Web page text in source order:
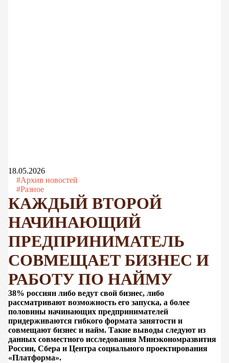
18.05.2026
#Архив новостей
#Разное
КАЖДЫЙ ВТОРОЙ
НАЧИНАЮЩИЙ
ПРЕДПРИНИМАТЕЛЬ
СОВМЕЩАЕТ БИЗНЕС И
РАБОТУ ПО НАЙМУ
38% россиян либо ведут свой бизнес, либо
рассматривают возможность его запуска, а более
половины начинающих предпринимателей
придерживаются гибкого формата занятости и
совмещают бизнес и найм. Такие выводы следуют из
данных совместного исследования Минэкономразвития
России, Сбера и Центра социального проектирования
«Платформа».